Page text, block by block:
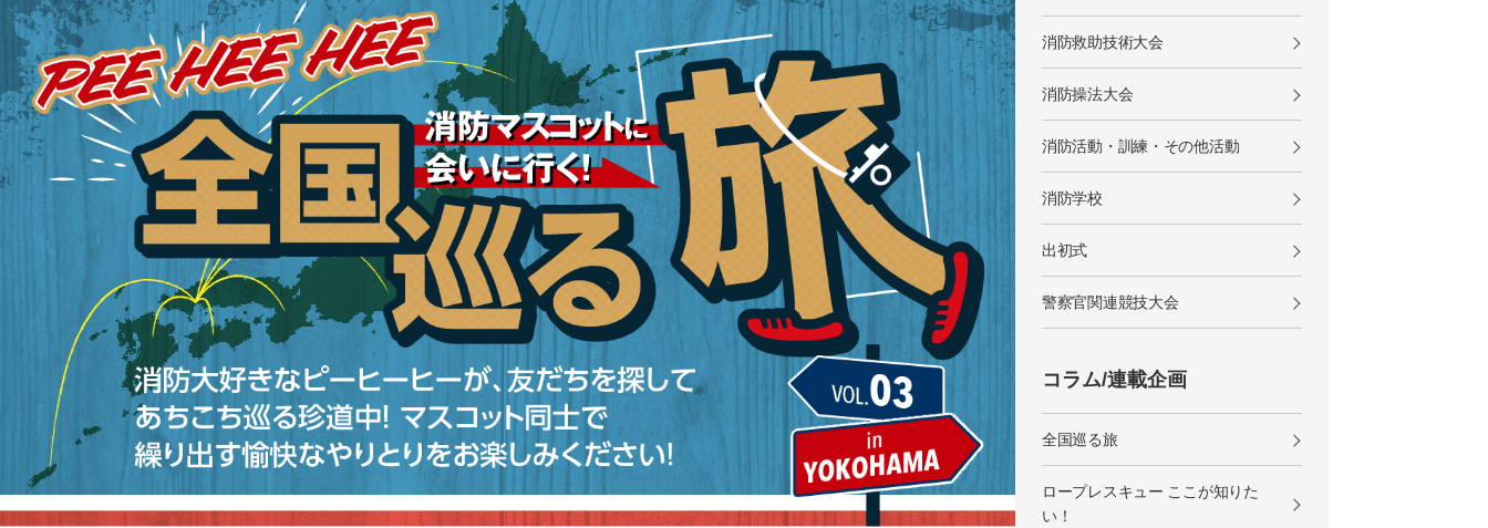
消防救助技術大会
消防操法大会
消防活動・訓練・その他活動
消防学校
出初式
警察官関連競技大会
コラム/連載企画
全国巡る旅
ロープレスキュー ここが知りた
い！